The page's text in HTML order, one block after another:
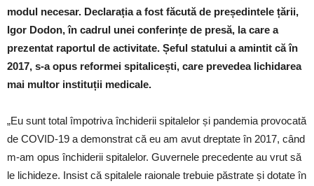
modul necesar. Declarația a fost făcută de președintele țării,
Igor Dodon, în cadrul unei conferințe de presă, la care a
prezentat raportul de activitate. Șeful statului a amintit că în
2017, s-a opus reformei spitalicești, care prevedea lichidarea
mai multor instituții medicale.
„Eu sunt total împotriva închiderii spitalelor și pandemia provocată
de COVID-19 a demonstrat că eu am avut dreptate în 2017, când
m-am opus închiderii spitalelor. Guvernele precedente au vrut să
le lichideze. Insist că spitalele raionale trebuie păstrate și dotate în